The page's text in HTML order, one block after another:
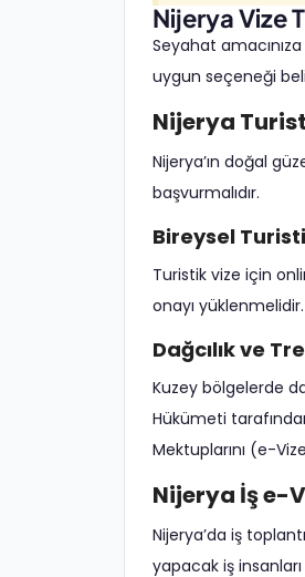
Nijerya Vize
Seyahat
uygun seçeneği
Nijerya
Nijerya’ın doğal
başvurmalıdır.
Bireysel
Turistik vize için
onayı
Dağcılık ve
Kuzey bölgelerde
Hükümeti
Mektuplarını (e-
Nijerya İş e-
Nijerya’da iş
yapacak iş